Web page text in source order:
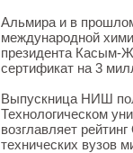
Альмира и в
международной
президента Касым-
сертификат на 3
Выпускница НИШ
Технологическом
возглавляет
технических вузов